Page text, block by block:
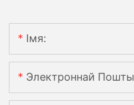
Імя:
Электроннай Пошты